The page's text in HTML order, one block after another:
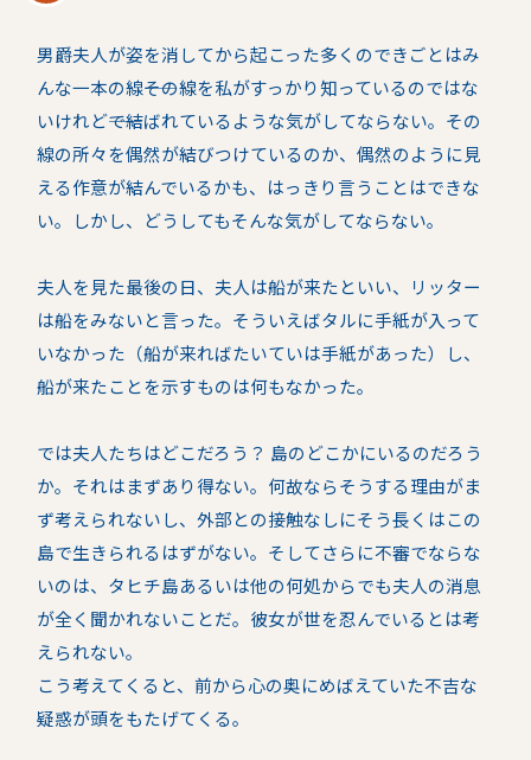
男爵夫人が姿を消してから起こった多くのできごとはみ
んな一本の線――その線を私がすっかり知っているのではな
いけれど――で結ばれているような気がしてならない。その
線の所々を偶然が結びつけているのか、偶然のように見
える作意が結んでいるかも、はっきり言うことはできな
い。しかし、どうしてもそんな気がしてならない。
夫人を見た最後の日、夫人は船が来たといい、リッター
は船をみないと言った。そういえばタルに手紙が入って
いなかった（船が来ればたいていは手紙があった）し、
船が来たことを示すものは何もなかった。
では夫人たちはどこだろう？ 島のどこかにいるのだろう
か。それはまずあり得ない。何故ならそうする理由がま
ず考えられないし、外部との接触なしにそう長くはこの
島で生きられるはずがない。そしてさらに不審でならな
いのは、タヒチ島あるいは他の何処からでも夫人の消息
が全く聞かれないことだ。彼女が世を忍んでいるとは考
えられない。
こう考えてくると、前から心の奥にめばえていた不吉な
疑惑が頭をもたげてくる。